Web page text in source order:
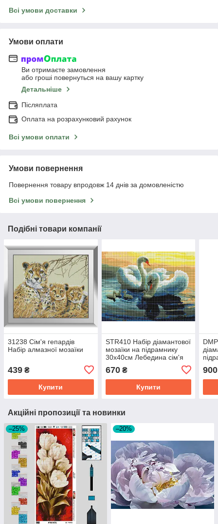
Всі умови доставки
Умови оплати
Ви отримаєте замовлення
або гроші повернуться на вашу картку
Детальніше
Післяплата
Оплата на розрахунковий рахунок
Всі умови оплати
Умови повернення
Повернення товару впродовж 14 днів за домовленістю
Всі умови повернення
Подібні товари компанії
31238 Сім'я гепардів
Набір алмазної мозаїки
439 ₴
Купити
STR410 Набір діамантової
мозаїки на підрамнику
30х40см Лебедина сім'я
670₴
Купити
900
Акційні пропозиції та новинки
–25% –20%